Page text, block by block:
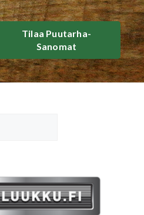
Tilaa Puutarha-
Sanomat